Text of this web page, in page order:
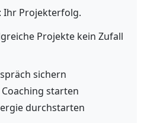
Ihr Projekterfolg.
Projekte kein Zufall
sichern
starten
durchstarten